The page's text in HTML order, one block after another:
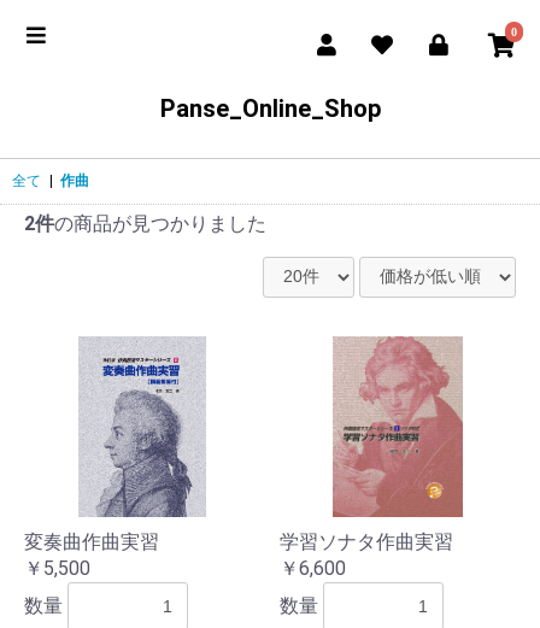
0
Panse_Online_Shop
全て 作曲
2件の商品が見つかりました
変奏曲作曲実習
￥5,500
数量
学習ソナタ作曲実習
￥6,600
数量